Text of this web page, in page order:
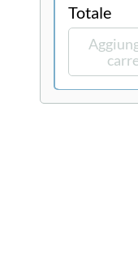
Totale
Aggiungere al